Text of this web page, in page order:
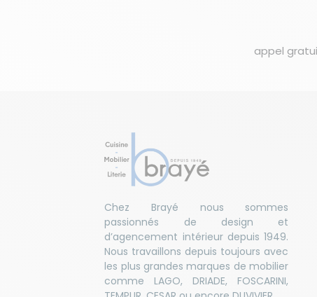
appel
Chez Brayé nous sommes
passionnés de design et
d’agencement intérieur depuis 1949.
Nous travaillons depuis toujours avec
les plus grandes marques de mobilier
comme LAGO, DRIADE, FOSCARINI,